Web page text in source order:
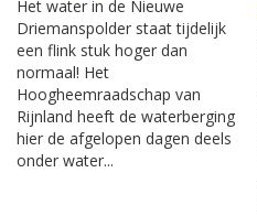
Het water in de Nieuwe
Driemanspolder staat tijdelijk
een flink stuk hoger dan
normaal! Het
Hoogheemraadschap van
Rijnland heeft de waterberging
hier de afgelopen dagen deels
onder water...